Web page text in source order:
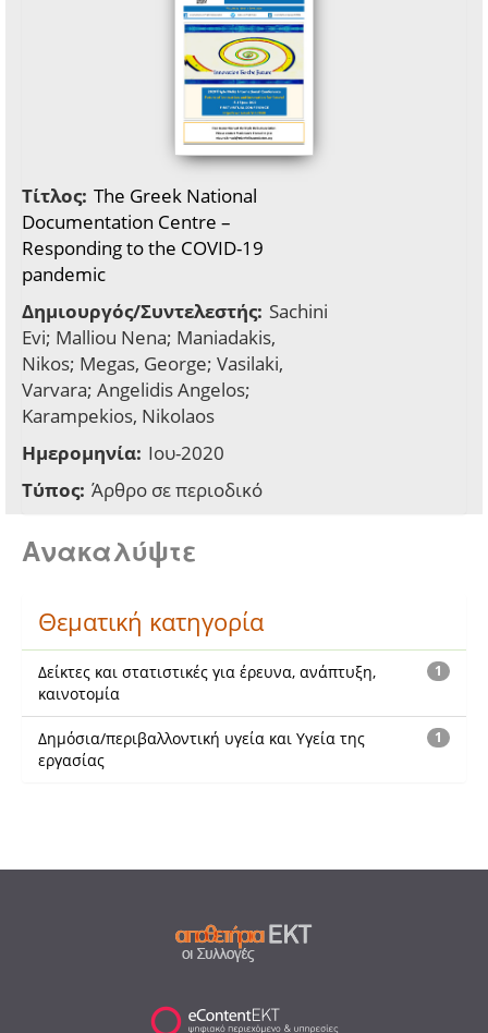
Τίτλος: The Greek National
Documentation Centre –
Responding to the COVID-19
pandemic
Δημιουργός/Συντελεστής: Sachini
Evi; Malliou Nena; Maniadakis,
Nikos; Megas, George; Vasilaki,
Varvara; Angelidis Angelos;
Karampekios, Nikolaos
Ημερομηνία: Ιου-2020
Τύπος: Άρθρο σε περιοδικό
Ανακαλύψτε
Θεματική κατηγορία
1
Δείκτες και στατιστικές για έρευνα, ανάπτυξη,
καινοτομία
1
Δημόσια/περιβαλλοντική υγεία και Υγεία της
εργασίας